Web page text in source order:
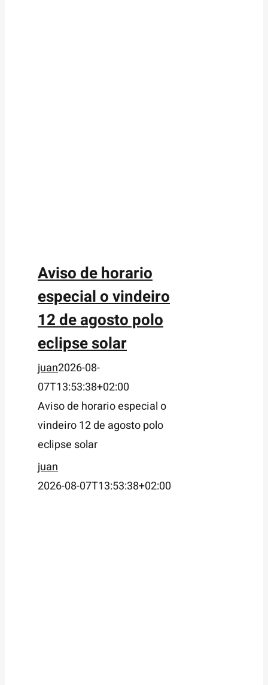
Aviso de horario
especial o vindeiro
12 de agosto polo
eclipse solar
juan2026-08-
07T13:53:38+02:00
Aviso de horario especial o
vindeiro 12 de agosto polo
eclipse solar
juan
2026-08-07T13:53:38+02:00